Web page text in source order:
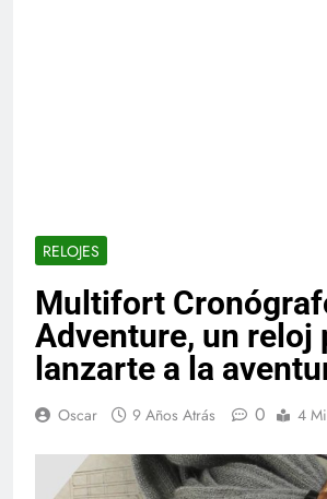
RELOJES
Multifort
Adventure, un reloj
lanzarte a la
Oscar 9 Años Atrás 0 4